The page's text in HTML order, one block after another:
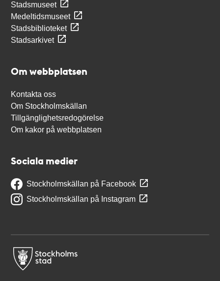
Stadsmuseet
Medeltidsmuseet
Stadsbiblioteket
Stadsarkivet
Om webbplatsen
Kontakta oss
Om Stockholmskällan
Tillgänglighetsredogörelse
Om kakor på webbplatsen
Sociala medier
Stockholmskällan på Facebook
Stockholmskällan på Instagram